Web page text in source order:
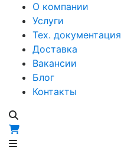
О компании
Услуги
Тех. документация
Доставка
Вакансии
Блог
Контакты